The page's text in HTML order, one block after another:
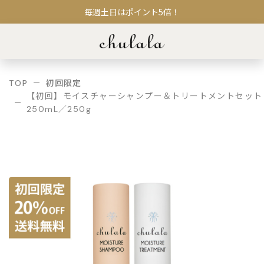
毎週土日はポイント5倍！
TOP
初回限定
【初回】モイスチャーシャンプー＆トリートメントセット
250mL／250g